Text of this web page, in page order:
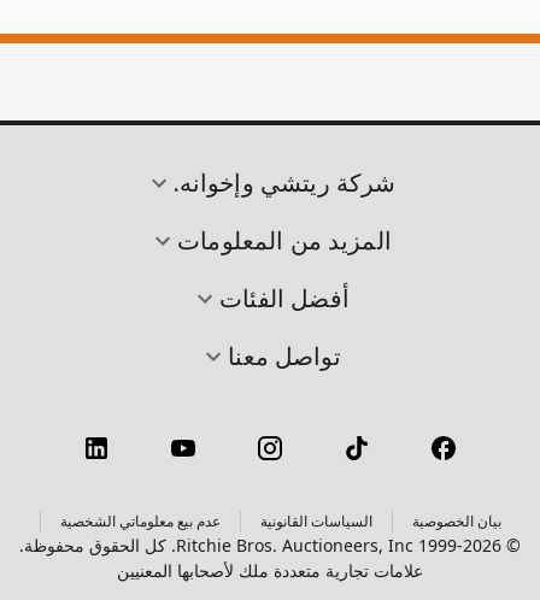
شركة ريتشي وإخوانه.
المزيد من المعلومات
أفضل الفئات
تواصل معنا
بيان الخصوصية السياسات القانونية عدم بيع معلوماتي الشخصية
© 1999-2026 Ritchie Bros. Auctioneers, Inc. كل الحقوق محفوظة.
علامات تجارية متعددة ملك لأصحابها المعنيين